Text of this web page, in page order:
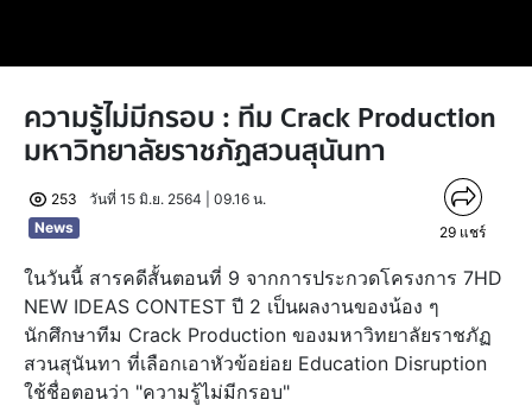
ความรู้ไม่มีกรอบ : ทีม Crack Production
มหาวิทยาลัยราชภัฏสวนสุนันทา
253
วันที่ 15 มิ.ย. 2564 | 09.16 น.
News
29 แชร์
ในวันนี้ สารคดีสั้นตอนที่ 9 จากการประกวดโครงการ 7HD
NEW IDEAS CONTEST ปี 2 เป็นผลงานของน้อง ๆ
นักศึกษาทีม Crack Production ของมหาวิทยาลัยราชภัฏ
สวนสุนันทา ที่เลือกเอาหัวข้อย่อย Education Disruption
ใช้ชื่อตอนว่า "ความรู้ไม่มีกรอบ"